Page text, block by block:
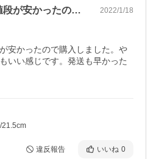
店舗で買うより少し値段が安かったので購… 2022/1/18
安かったので購入しました。や
いい感じです。発送も早かった
21.5cm
違反報告 いいね 0